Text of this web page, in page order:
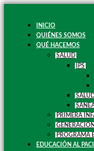
INICIO
QUIÉNES SOMOS
QUÉ HACEMOS
SALUD
IPS
PRIMERA
PROGRAMA
EDUCACIÓN AL